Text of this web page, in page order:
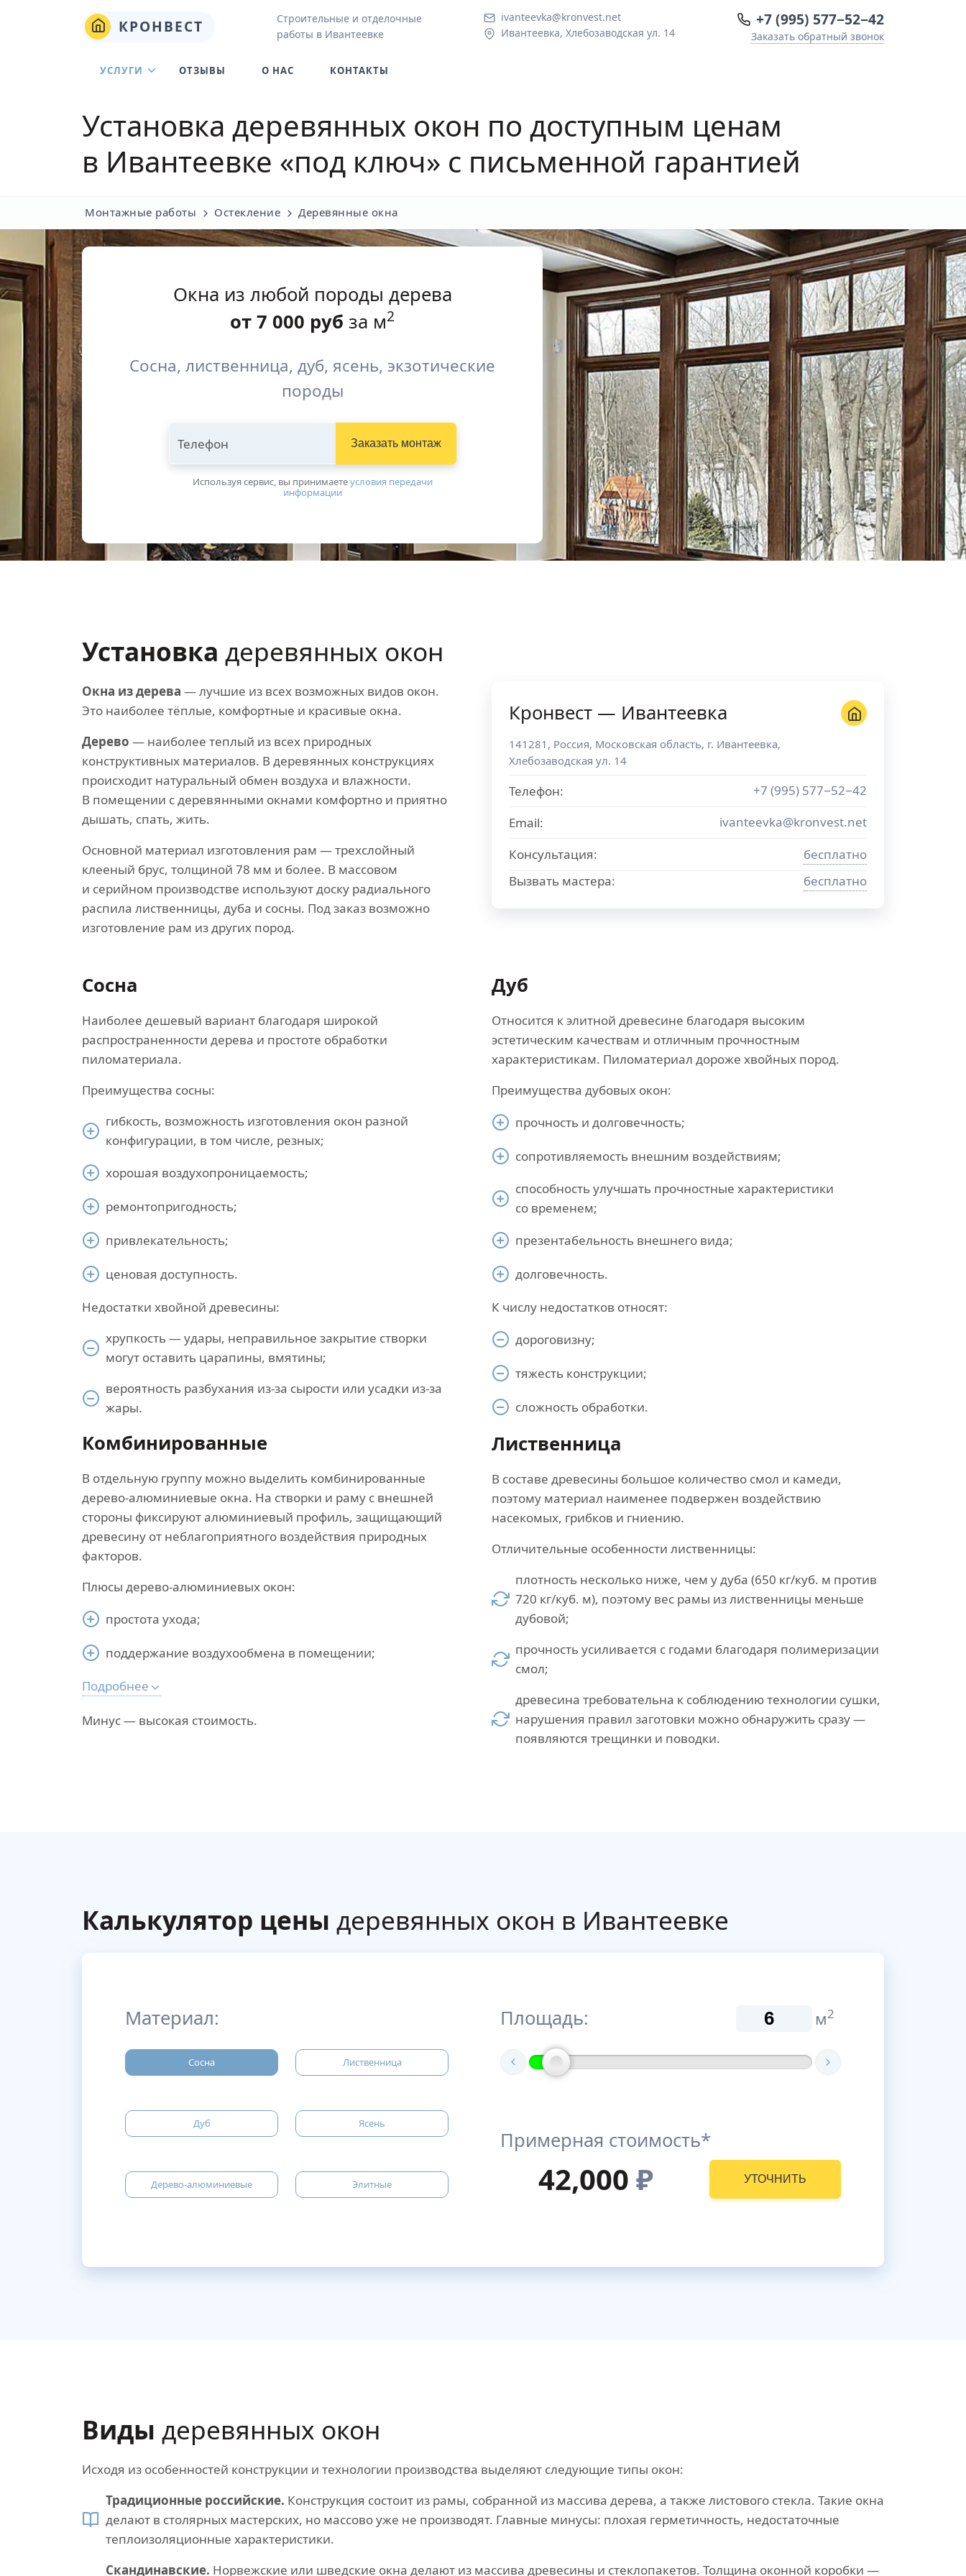
КРОНВЕСТ
Строительные и отделочные
работы в Ивантеевке
ivanteevka@kronvest.net
Ивантеевка, Хлебозаводская ул. 14
+7 (995) 577−52−42
Заказать обратный звонок
УСЛУГИ ОТЗЫВЫ О НАС КОНТАКТЫ
Установка деревянных окон по доступным ценам
в Ивантеевке «под ключ» с письменной гарантией
Монтажные работы Остекление Деревянные окна
Окна из любой породы дерева
от 7 000 руб за м2
Сосна, лиственница, дуб, ясень, экзотические
породы
Телефон Заказать монтаж
Используя сервис, вы принимаетeусловия передачи
информации
Установка деревянных окон
Окна из дерева — лучшие из всех возможных видов окон.
Это наиболее тёплые, комфортные и красивые окна.
Дерево — наиболее теплый из всех природных
конструктивных материалов. В деревянных конструкциях
происходит натуральный обмен воздуха и влажности.
В помещении с деревянными окнами комфортно и приятно
дышать, спать, жить.
Основной материал изготовления рам — трехслойный
клееный брус, толщиной 78 мм и более. В массовом
и серийном производстве используют доску радиального
распила лиственницы, дуба и сосны. Под заказ возможно
изготовление рам из других пород.
Кронвест — Ивантеевка
141281 , Россия, Московская область, г. Ивантеевка,
Хлебозаводская ул. 14
Телефон:
+7 (995) 577−52−42
Email:
ivanteevka@kronvest.net
Консультация:
бесплатно
Вызвать мастера:
бесплатно
Сосна
Наиболее дешевый вариант благодаря широкой
распространенности дерева и простоте обработки
пиломатериала.
Преимущества сосны:
гибкость, возможность изготовления окон разной
конфигурации, в том числе, резных;
хорошая воздухопроницаемость;
ремонтопригодность;
привлекательность;
ценовая доступность.
Недостатки хвойной древесины:
хрупкость — удары, неправильное закрытие створки
могут оставить царапины, вмятины;
вероятность разбухания из-за сырости или усадки из-за
жары.
Комбинированные
В отдельную группу можно выделить комбинированные
дерево-алюминиевые окна. На створки и раму с внешней
стороны фиксируют алюминиевый профиль, защищающий
древесину от неблагоприятного воздействия природных
факторов.
Плюсы дерево-алюминиевых окон:
простота ухода;
поддержание воздухообмена в помещении;
Подробнее
Минус — высокая стоимость.
Дуб
Относится к элитной древесине благодаря высоким
эстетическим качествам и отличным прочностным
характеристикам. Пиломатериал дороже хвойных пород.
Преимущества дубовых окон:
прочность и долговечность;
сопротивляемость внешним воздействиям;
способность улучшать прочностные характеристики
со временем;
презентабельность внешнего вида;
долговечность.
К числу недостатков относят:
дороговизну;
тяжесть конструкции;
сложность обработки.
Лиственница
В составе древесины большое количество смол и камеди,
поэтому материал наименее подвержен воздействию
насекомых, грибков и гниению.
Отличительные особенности лиственницы:
плотность несколько ниже, чем у дуба (650 кг/куб. м против
720 кг/куб. м), поэтому вес рамы из лиственницы меньше
дубовой;
прочность усиливается с годами благодаря полимеризации
смол;
древесина требовательна к соблюдению технологии сушки,
нарушения правил заготовки можно обнаружить сразу —
появляются трещинки и поводки.
Калькулятор цены деревянных окон в Ивантеевке
Материал:
Сосна Лиственница
Дуб Ясень
Дерево-алюминиевые Элитные
Площадь: м2
Примерная стоимость*
42,000 ₽ УТОЧНИТЬ
Виды деревянных окон
Исходя из особенностей конструкции и технологии производства выделяют следующие типы окон:
Традиционные российские. Конструкция состоит из рамы, собранной из массива дерева, а также листового стекла. Такие окна
делают в столярных мастерских, но массово уже не производят. Главные минусы: плохая герметичность, недостаточные
теплоизоляционные характеристики.
Скандинавские. Норвежские или шведские окна делают из массива древесины и стеклопакетов. Толщина оконной коробки —